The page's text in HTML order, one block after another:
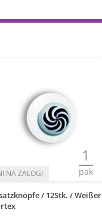
1
pak
/ 12Stk. / Weißer